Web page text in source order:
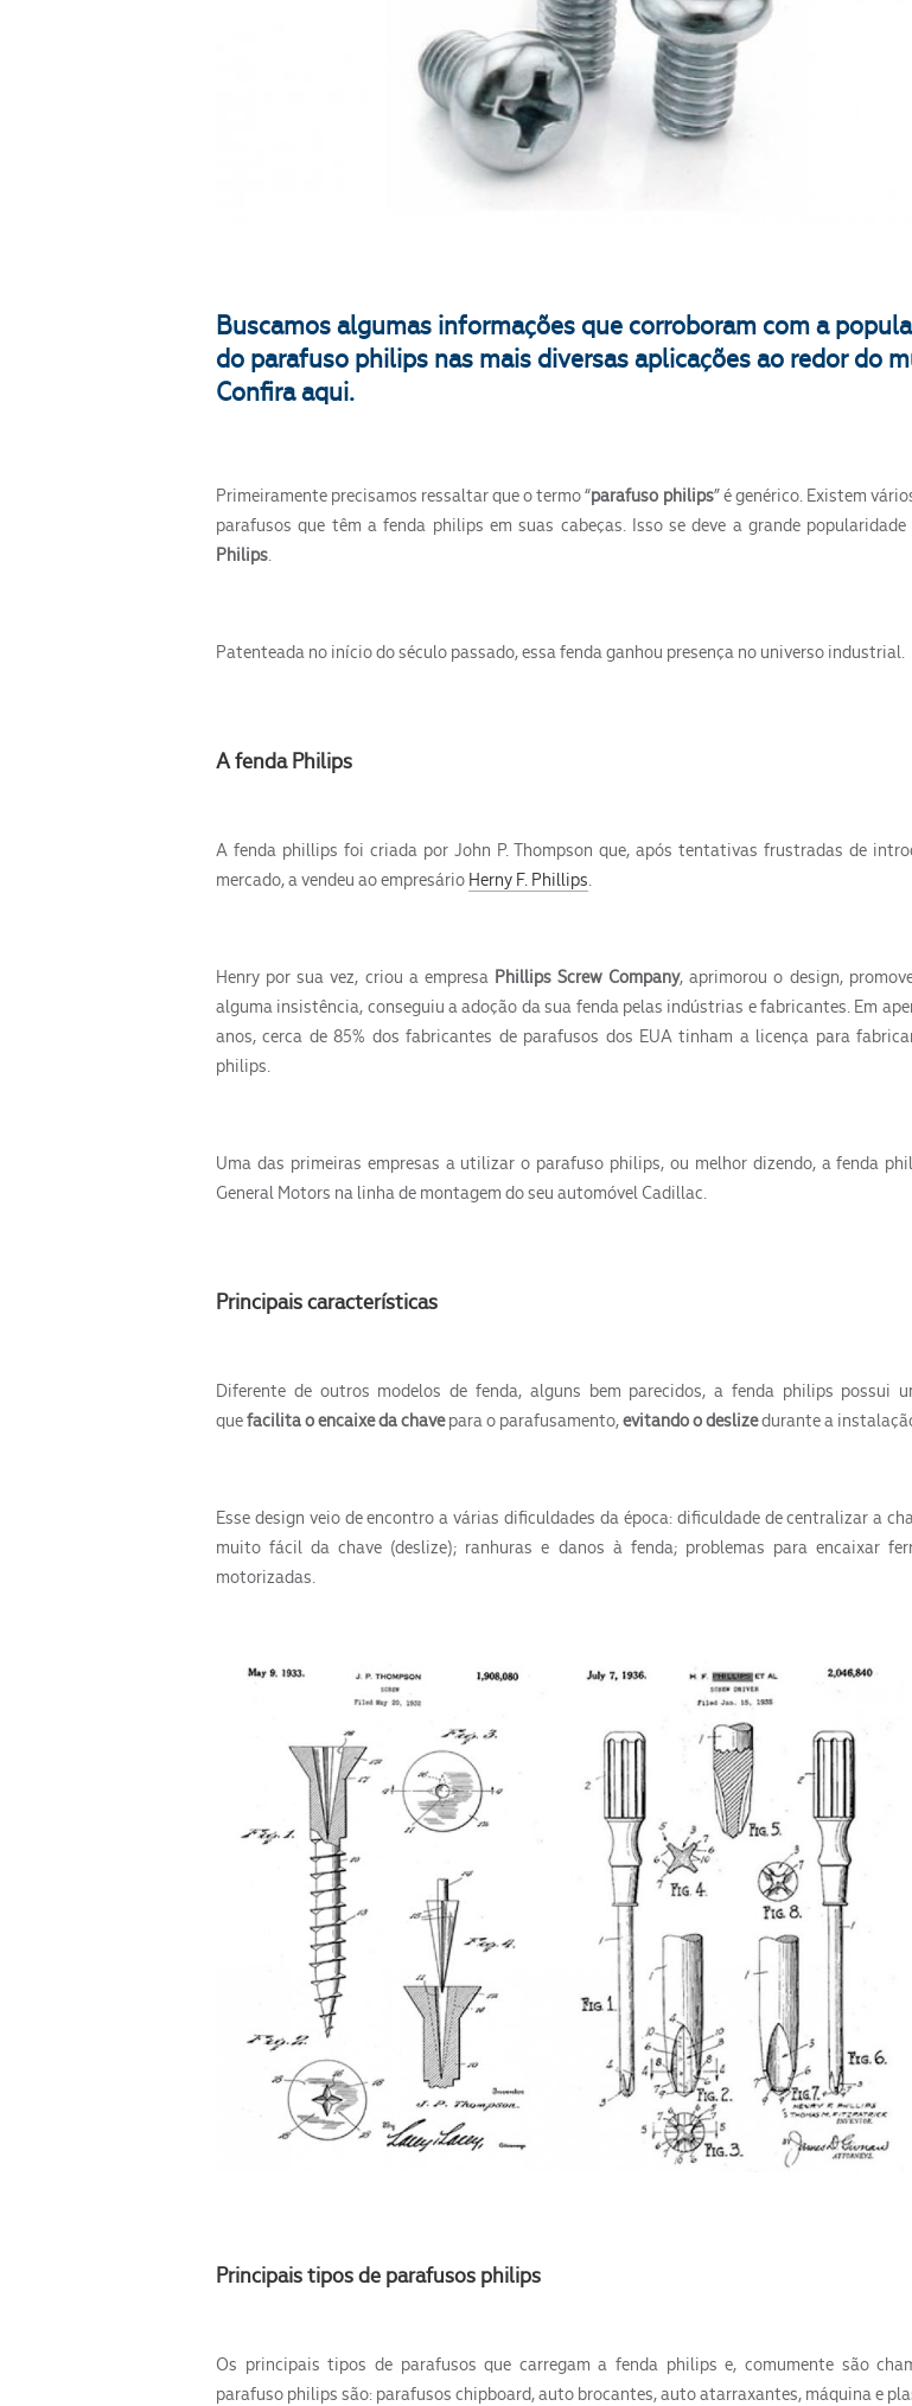
Buscamos algumas informações que corroboram com a
do parafuso philips nas mais diversas aplicações ao redor do
Confira aqui.
Primeiramente precisamos ressaltar que o termo “parafuso philips” é genérico. Existem
parafusos que têm a fenda philips em suas cabeças. Isso se deve a grande popularidade
Philips
Patenteada no início do século passado, essa fenda ganhou presença no universo industrial.
A fenda Philips
A fenda phillips foi criada por John P. Thompson que, após tentativas frustradas de
mercado, a vendeu ao empresário Herny F. Phillips
Henry por sua vez, criou a empresa Phillips Screw Company, aprimorou o design,
alguma insistência, conseguiu a adoção da sua fenda pelas indústrias e fabricantes. Em
anos, cerca de 85% dos fabricantes de parafusos dos EUA tinham a licença para
philips.
Uma das primeiras empresas a utilizar o parafuso philips, ou melhor dizendo, a fenda
General Motors na linha de montagem do seu automóvel Cadillac.
Principais características
Diferente de outros modelos de fenda, alguns bem parecidos, a fenda philips possui
quefacilita o encaixe da chavepara o parafusamento,evitando o deslizedurante a
Esse design veio de encontro a várias dificuldades da época: dificuldade de centralizar a
muito fácil da chave (deslize); ranhuras e danos à fenda; problemas para encaixar
motorizadas.
Principais tipos de parafusos philips
Os principais tipos de parafusos que carregam a fenda philips e, comumente são
parafuso philips são: parafusos chipboard, auto brocantes, auto atarraxantes, máquina e
Segmento